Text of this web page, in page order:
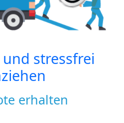
stressfrei
erhalten